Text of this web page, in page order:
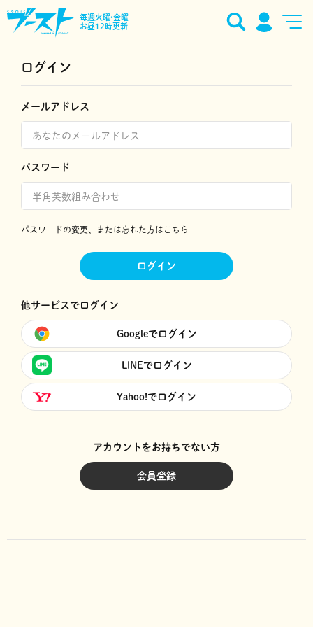
毎週火曜•金曜
お昼12時更新
ログイン
メールアドレス
パスワード
パスワードの変更、または忘れた方はこちら
ログイン
他サービスでログイン
Googleでログイン
LINEでログイン
Yahoo!でログイン
アカウントをお持ちでない方
会員登録